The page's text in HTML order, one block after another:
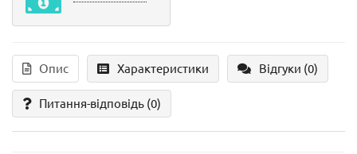
Опис Характеристики Відгуки (0)
Питання-відповідь (0)